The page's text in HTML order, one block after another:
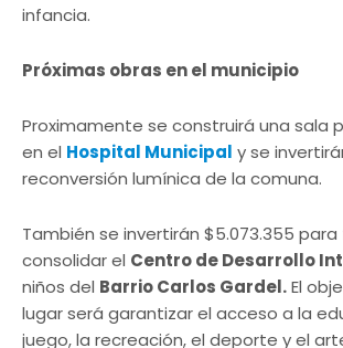
infancia.
Próximas obras en el municipio
Proximamente se construirá una sala
en el Hospital Municipal y se
reconversión lumínica de la comuna.
También se invertirán $5.073.355
consolidar el Centro de Desarrollo
niños del Barrio Carlos Gardel.El
lugar será garantizar el acceso a la
juego, la recreación, el deporte y el